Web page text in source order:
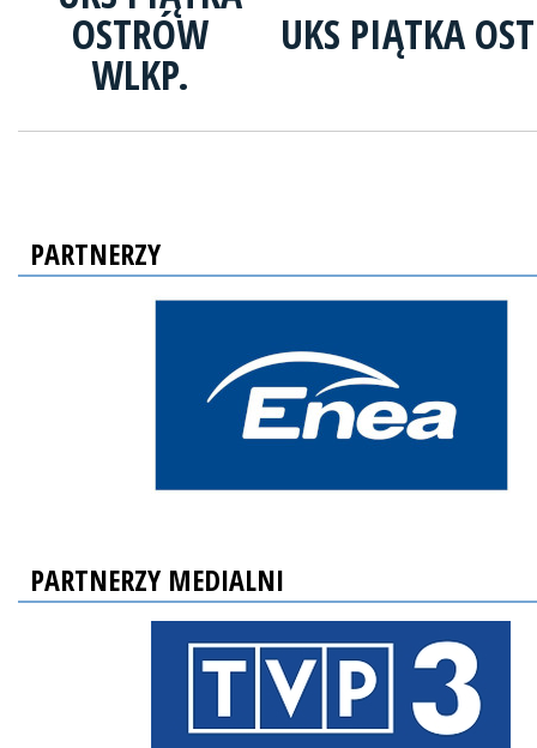
UKS PIĄTKA
PARTNERZY
PARTNERZY MEDIALNI